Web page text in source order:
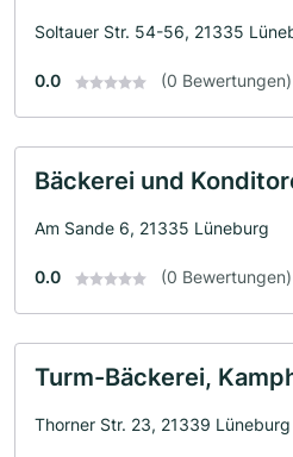
Soltauer Str. 54-56, 21335
0.0 (0 Bewertungen)
Bäckerei und
Am Sande 6, 21335 Lüneburg
0.0 (0 Bewertungen)
Turm-Bäckerei,
Thorner Str. 23, 21339 Lüneburg